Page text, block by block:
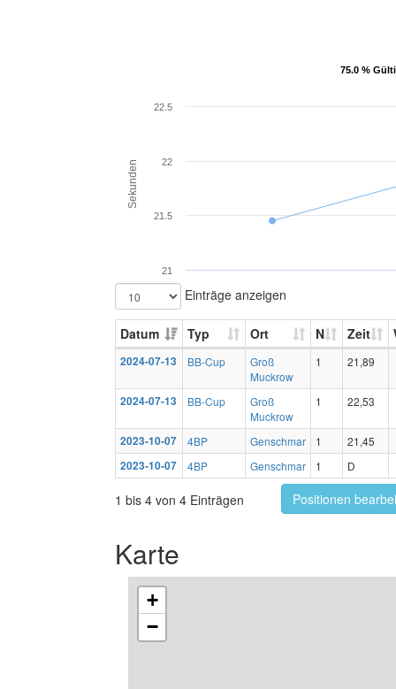
75.0 %
75.0 %
Sekunden
21
21.5
22
22.5
Einträge anzeigen
Datum Typ Ort N Zeit
2024-07-13 BB-Cup
Groß
Muckrow
1 21,89
2024-07-13 BB-Cup
Groß
Muckrow
1 22,53
2023-10-07 4BP Genschmar 1
21,45
2023-10-07
4BP Genschmar 1 D
1 bis 4 von 4 Einträgen Positionen
Karte
+
−